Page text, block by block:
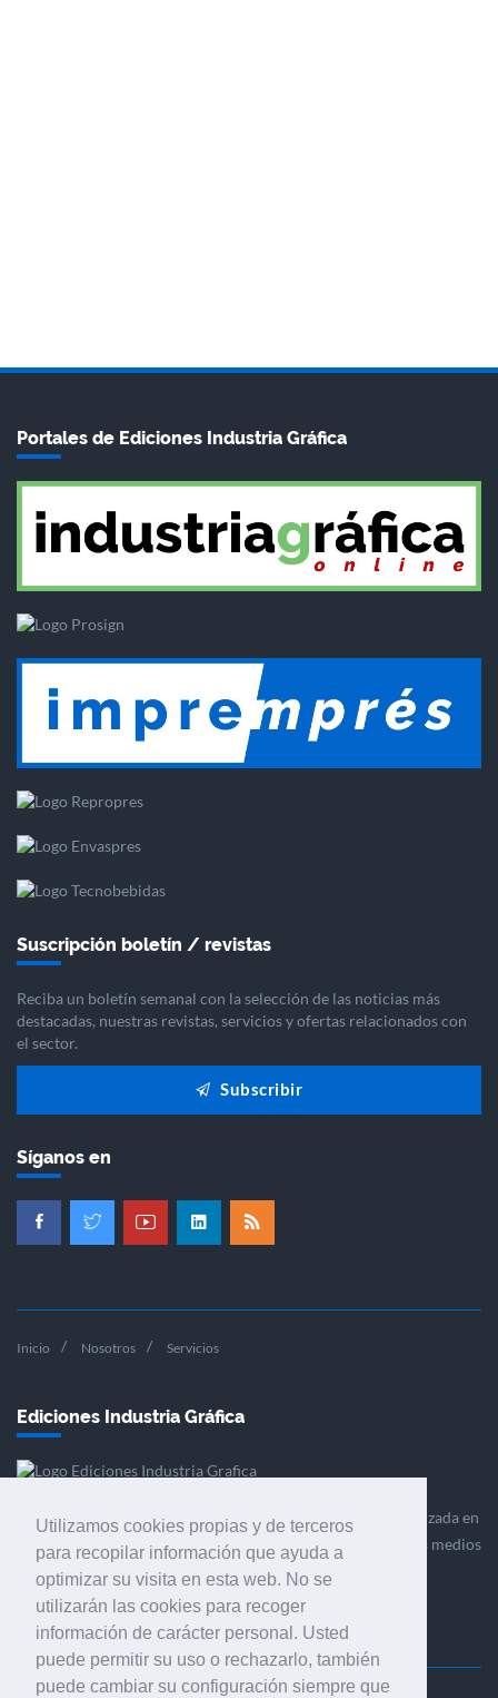
Utilizamos cookies propias y de terceros
para recopilar información que ayuda a
optimizar su visita en esta web. No se
utilizarán las cookies para recoger
información de carácter personal. Usted
puede permitir su uso o rechazarlo, también
puede cambiar su configuración siempre que
Portales de Ediciones Industria Gráfica
Suscripción boletín / revistas
Reciba un boletín semanal con la selección de las noticias más
destacadas, nuestras revistas, servicios y ofertas relacionados con
el sector.
Subscribir
Síganos en
Inicio Nosotros Servicios
Ediciones Industria Gráfica
Ediciones Industria Gráfica es una empresa editora especializada en
el mercado de la comunicación gráfica que engloba diversos medios
profesionales especializados en el mercado gráfico, la
comunicación visual y el envasado.